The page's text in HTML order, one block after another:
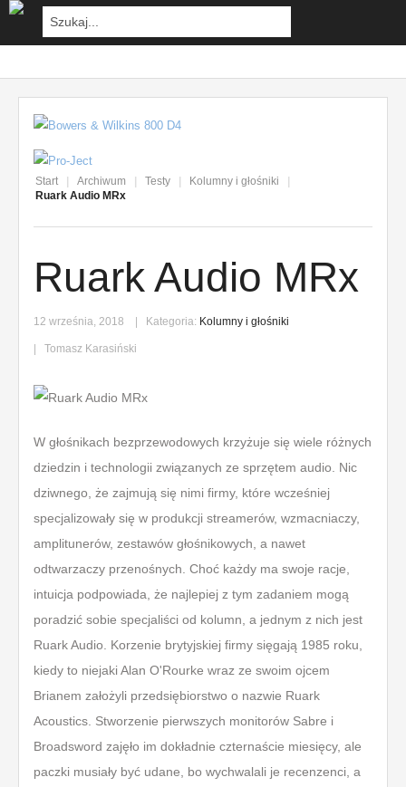
Start Archiwum Testy Kolumny i głośniki
Ruark Audio MRx
Ruark Audio MRx
12 września, 2018 Kategoria: Kolumny i głośniki
Tomasz Karasiński
W głośnikach bezprzewodowych krzyżuje się wiele różnych
dziedzin i technologii związanych ze sprzętem audio. Nic
dziwnego, że zajmują się nimi firmy, które wcześniej
specjalizowały się w produkcji streamerów, wzmacniaczy,
amplitunerów, zestawów głośnikowych, a nawet
odtwarzaczy przenośnych. Choć każdy ma swoje racje,
intuicja podpowiada, że najlepiej z tym zadaniem mogą
poradzić sobie specjaliści od kolumn, a jednym z nich jest
Ruark Audio. Korzenie brytyjskiej firmy sięgają 1985 roku,
kiedy to niejaki Alan O'Rourke wraz ze swoim ojcem
Brianem założyli przedsiębiorstwo o nazwie Ruark
Acoustics. Stworzenie pierwszych monitorów Sabre i
Broadsword zajęło im dokładnie czternaście miesięcy, ale
paczki musiały być udane, bo wychwalali je recenzenci, a